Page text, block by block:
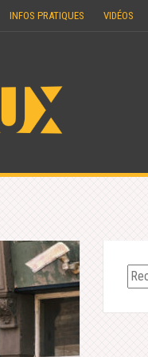
INFOS PRATIQUES VIDÉOS